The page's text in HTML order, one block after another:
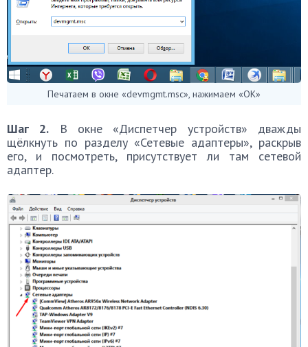
Печатаем в окне «devmgmt.msc», нажимаем «ОК»
Шаг 2. В окне «Диспетчер устройств» дважды
щёлкнуть по разделу «Сетевые адаптеры», раскрыв
его, и посмотреть, присутствует ли там сетевой
адаптер.